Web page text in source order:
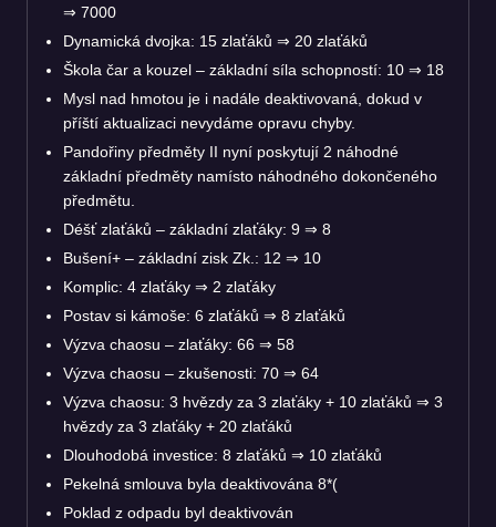
⇒ 7000
Dynamická dvojka: 15 zlaťáků ⇒ 20 zlaťáků
Škola čar a kouzel – základní síla schopností: 10 ⇒ 18
Mysl nad hmotou je i nadále deaktivovaná, dokud v
příští aktualizaci nevydáme opravu chyby.
Pandořiny předměty II nyní poskytují 2 náhodné
základní předměty namísto náhodného dokončeného
předmětu.
Déšť zlaťáků – základní zlaťáky: 9 ⇒ 8
Bušení+ – základní zisk Zk.: 12 ⇒ 10
Komplic: 4 zlaťáky ⇒ 2 zlaťáky
Postav si kámoše: 6 zlaťáků ⇒ 8 zlaťáků
Výzva chaosu – zlaťáky: 66 ⇒ 58
Výzva chaosu – zkušenosti: 70 ⇒ 64
Výzva chaosu: 3 hvězdy za 3 zlaťáky + 10 zlaťáků ⇒ 3
hvězdy za 3 zlaťáky + 20 zlaťáků
Dlouhodobá investice: 8 zlaťáků ⇒ 10 zlaťáků
Pekelná smlouva byla deaktivována 8*(
Poklad z odpadu byl deaktivován